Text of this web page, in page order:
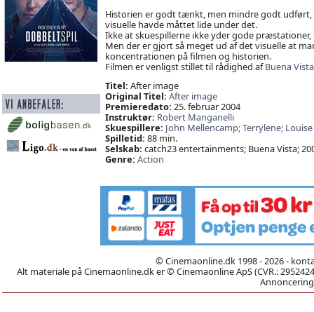
Historien er godt tænkt, men mindre godt
visuelle havde måttet lide under det.
Ikke at skuespillerne ikke yder gode
Men der er gjort så meget ud af det visuelle at
koncentrationen på filmen og historien.
Filmen er venligst stillet til rådighed afBuena
Titel: After image
Original Titel: After image
Premieredato: 25. februar 2004
Instruktør: Robert Manganelli
Skuespillere: John Mellencamp; Terrylene;
Spilletid: 88 min.
Selskab: catch23 entertainments; Buena Vista;
Genre: Action
© Cinemaonline.dk 1998 - 2026 -
Alt materiale på Cinemaonline.dk er © Cinemaonline ApS (CVR.: